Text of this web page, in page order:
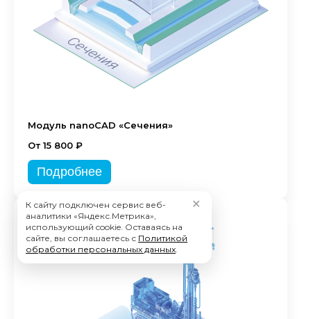
Модуль nanoCAD «Сечения»
От 15 800 ₽
Подробнее
К сайту подключен сервис веб-
аналитики «Яндекс.Метрика»,
использующий cookie. Оставаясь на
сайте, вы соглашаетесь с Политикой
обработки персональных данных.
✕